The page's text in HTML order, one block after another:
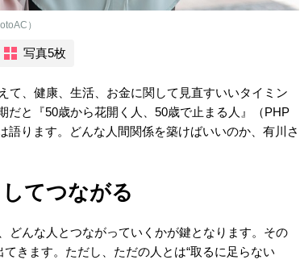
）
写真5枚
て、健康、生活、お金に関して見直すいいタイミン
だと『50歳から花開く人、50歳で止まる人』（PHP
ります。どんな人間関係を築けばいいのか、有川さ
てつながる
どんな人とつながっていくかが鍵となります。その
きます。ただし、ただの人とは“取るに足らない